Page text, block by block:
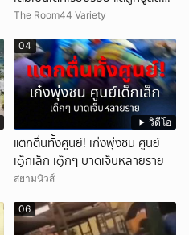
หนัก คาดแรงกดดันสะสมกลายเป็น
The Room44 Variety
วิดีโอ
04
แตกตื่นทั้งศูนย์! เก๋งพุ่งชน ศูนย์
เ๑็กเล็ก เ๑็กๆ บาดเจ็บหลายราย
สยามนิวส์
06